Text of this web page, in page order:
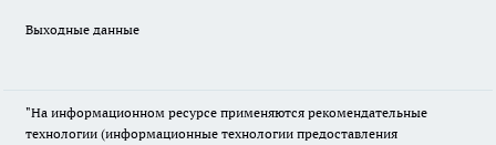
Выходные данные
"На информационном ресурсе применяются рекомендательные
технологии (информационные технологии предоставления